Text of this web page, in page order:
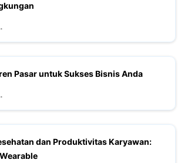
Pasar untuk Sukses Bisnis Anda
dan Produktivitas Karyawan: